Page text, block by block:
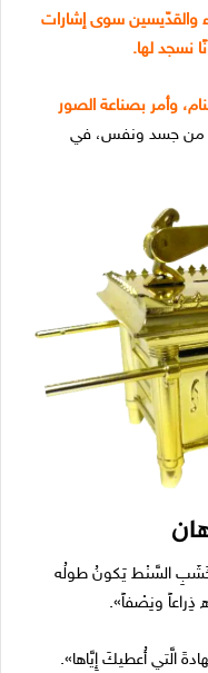
والقدّيسين سوى إشارات
نسجد لها.
وأمر بصناعة الصور
من جسد ونفس، في
السَّنْط يَكونُ طولُه
ذِراعاً ونِصْفاً».
الَّتي أُعطيكَ إِيَّاها».